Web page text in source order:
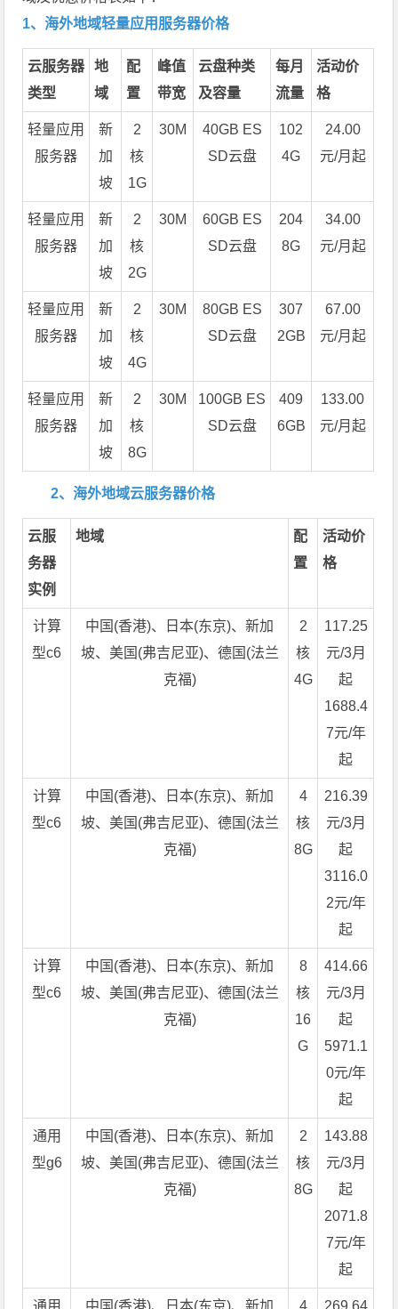
1、海外地域轻量应用服务器价格
云服务器
类型
地
域
配
置
峰值
带宽
云盘种类
及容量
每月
流量
活动价
格
轻量应用
服务器
新
加
坡
2
核
1G
30M
40GB ES
SD云盘
102
4G
24.00
元/月起
轻量应用
服务器
新
加
坡
2
核
2G
30M
60GB ES
SD云盘
204
8G
34.00
元/月起
轻量应用
服务器
新
加
坡
2
核
4G
30M
80GB ES
SD云盘
307
2GB
67.00
元/月起
轻量应用
服务器
新
加
坡
2
核
8G
30M
100GB ES
SD云盘
409
6GB
133.00
元/月起
2、海外地域云服务器价格
云服
务器
实例
地域
配
置
活动价
格
计算
型c6
中国(香港)、日本(东京)、新加
坡、美国(弗吉尼亚)、德国(法兰
克福)
2
核
4G
117.25
元/3月
起
1688.4
7元/年
起
计算
型c6
中国(香港)、日本(东京)、新加
坡、美国(弗吉尼亚)、德国(法兰
克福)
4
核
8G
216.39
元/3月
起
3116.0
2元/年
起
计算
型c6
中国(香港)、日本(东京)、新加
坡、美国(弗吉尼亚)、德国(法兰
克福)
8
核
16
G
414.66
元/3月
起
5971.1
0元/年
起
通用
型g6
中国(香港)、日本(东京)、新加
坡、美国(弗吉尼亚)、德国(法兰
克福)
2
核
8G
143.88
元/3月
起
2071.8
7元/年
起
通用 中国(香港)、日本(东京)、新加 4 269.64